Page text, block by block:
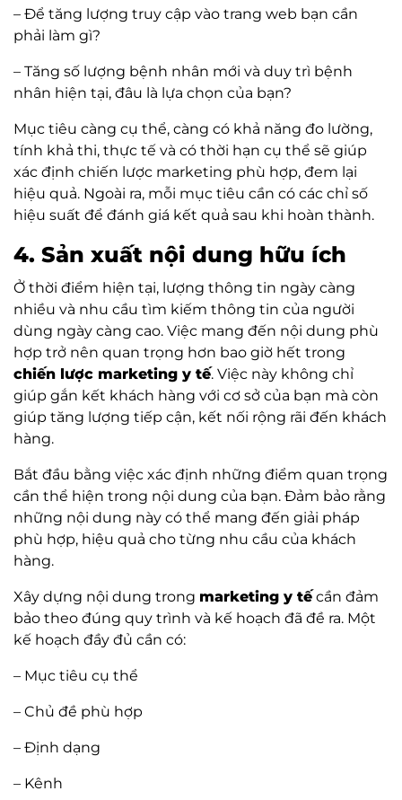
– Để tăng lượng truy cập vào trang web bạn cần
phải làm gì?
– Tăng số lượng bệnh nhân mới và duy trì bệnh
nhân hiện tại, đâu là lựa chọn của bạn?
Mục tiêu càng cụ thể, càng có khả năng đo lường,
tính khả thi, thực tế và có thời hạn cụ thể sẽ giúp
xác định chiến lược marketing phù hợp, đem lại
hiệu quả. Ngoài ra, mỗi mục tiêu cần có các chỉ số
hiệu suất để đánh giá kết quả sau khi hoàn thành.
4. Sản xuất nội dung hữu ích
Ở thời điểm hiện tại, lượng thông tin ngày càng
nhiều và nhu cầu tìm kiếm thông tin của người
dùng ngày càng cao. Việc mang đến nội dung phù
hợp trở nên quan trọng hơn bao giờ hết trong
chiến lược marketing y tế. Việc này không chỉ
giúp gắn kết khách hàng với cơ sở của bạn mà còn
giúp tăng lượng tiếp cận, kết nối rộng rãi đến khách
hàng.
Bắt đầu bằng việc xác định những điểm quan trọng
cần thể hiện trong nội dung của bạn. Đảm bảo rằng
những nội dung này có thể mang đến giải pháp
phù hợp, hiệu quả cho từng nhu cầu của khách
hàng.
Xây dựng nội dung trong marketing y tếcần đảm
bảo theo đúng quy trình và kế hoạch đã đề ra. Một
kế hoạch đầy đủ cần có:
– Mục tiêu cụ thể
– Chủ đề phù hợp
– Định dạng
– Kênh